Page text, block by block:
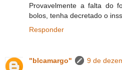
Provavelmente a falta do
bolos, tenha decretado o
Responder
"blcamargo"
9 de